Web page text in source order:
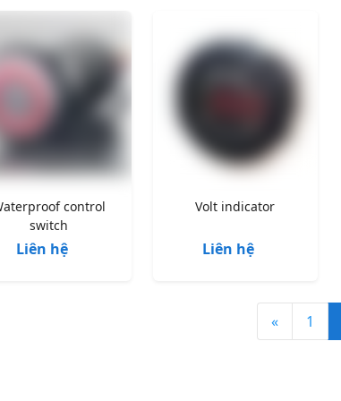
control
switch
Liên hệ
Volt indicator
Liên hệ
« 1